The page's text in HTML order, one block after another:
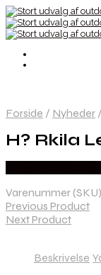
Forside / Nyheder /
H? Rkila
Varenummer
Previous Product
Next Product
Beskrivelse